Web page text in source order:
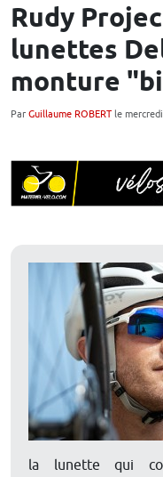
Rudy
lunettes
monture
Par Guillaume ROBERT le
la lunette qui